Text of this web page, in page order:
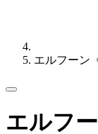
エルフーン
エルフ